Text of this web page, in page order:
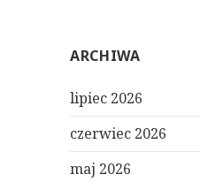
ARCHIWA
lipiec 2026
czerwiec 2026
maj 2026